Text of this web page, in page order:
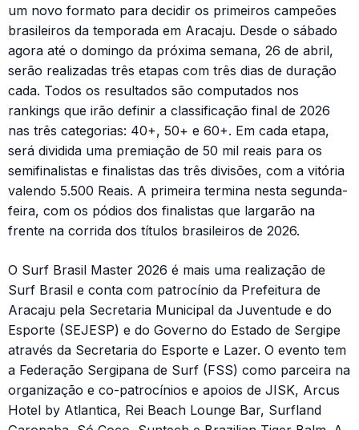
um novo formato para decidir os primeiros campeões
brasileiros da temporada em Aracaju. Desde o sábado
agora até o domingo da próxima semana, 26 de abril,
serão realizadas três etapas com três dias de duração
cada. Todos os resultados são computados nos
rankings que irão definir a classificação final de 2026
nas três categorias: 40+, 50+ e 60+. Em cada etapa,
será dividida uma premiação de 50 mil reais para os
semifinalistas e finalistas das três divisões, com a vitória
valendo 5.500 Reais. A primeira termina nesta segunda-
feira, com os pódios dos finalistas que largarão na
frente na corrida dos títulos brasileiros de 2026.
O Surf Brasil Master 2026 é mais uma realização de
Surf Brasil e conta com patrocínio da Prefeitura de
Aracaju pela Secretaria Municipal da Juventude e do
Esporte (SEJESP) e do Governo do Estado de Sergipe
através da Secretaria do Esporte e Lazer. O evento tem
a Federação Sergipana de Surf (FSS) como parceira na
organização e co-patrocínios e apoios de JISK, Arcus
Hotel by Atlantica, Rei Beach Lounge Bar, Surfland